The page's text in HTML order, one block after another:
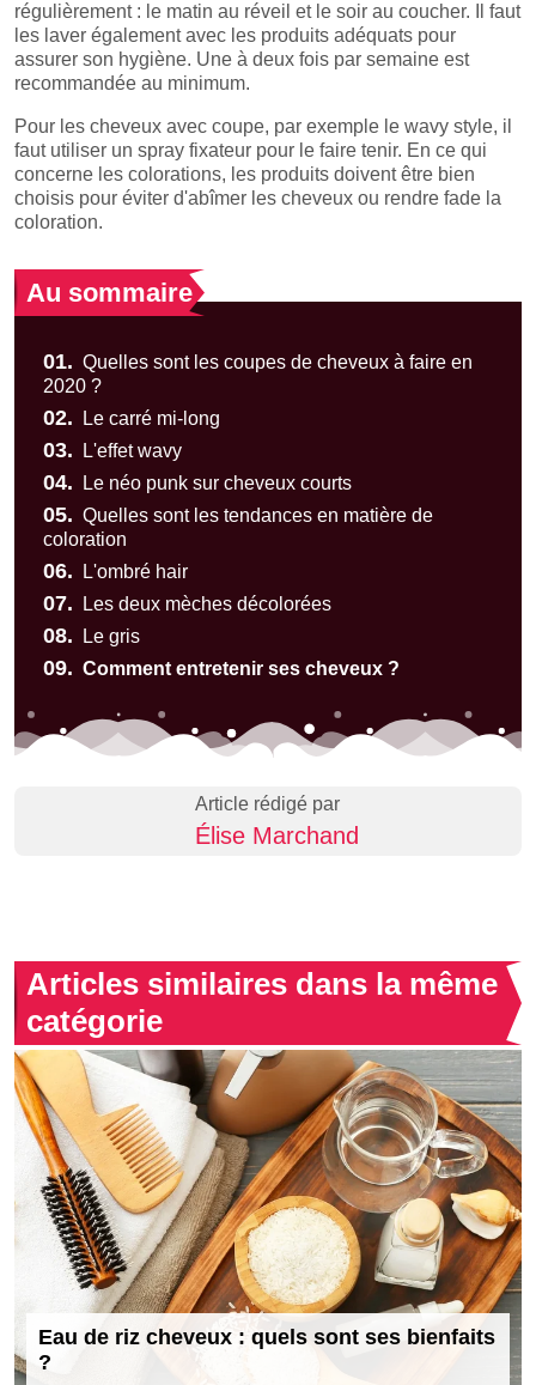
régulièrement : le matin au réveil et le soir au coucher. Il faut
les laver également avec les produits adéquats pour
assurer son hygiène. Une à deux fois par semaine est
recommandée au minimum.
Pour les cheveux avec coupe, par exemple le wavy style, il
faut utiliser un spray fixateur pour le faire tenir. En ce qui
concerne les colorations, les produits doivent être bien
choisis pour éviter d'abîmer les cheveux ou rendre fade la
coloration.
Au sommaire
01. Quelles sont les coupes de cheveux à faire en
2020 ?
02. Le carré mi-long
03. L'effet wavy
04. Le néo punk sur cheveux courts
05. Quelles sont les tendances en matière de
coloration
06. L'ombré hair
07. Les deux mèches décolorées
08. Le gris
09. Comment entretenir ses cheveux ?
Article rédigé par
Élise Marchand
Articles similaires dans la même
catégorie
Eau de riz cheveux : quels sont ses bienfaits
?